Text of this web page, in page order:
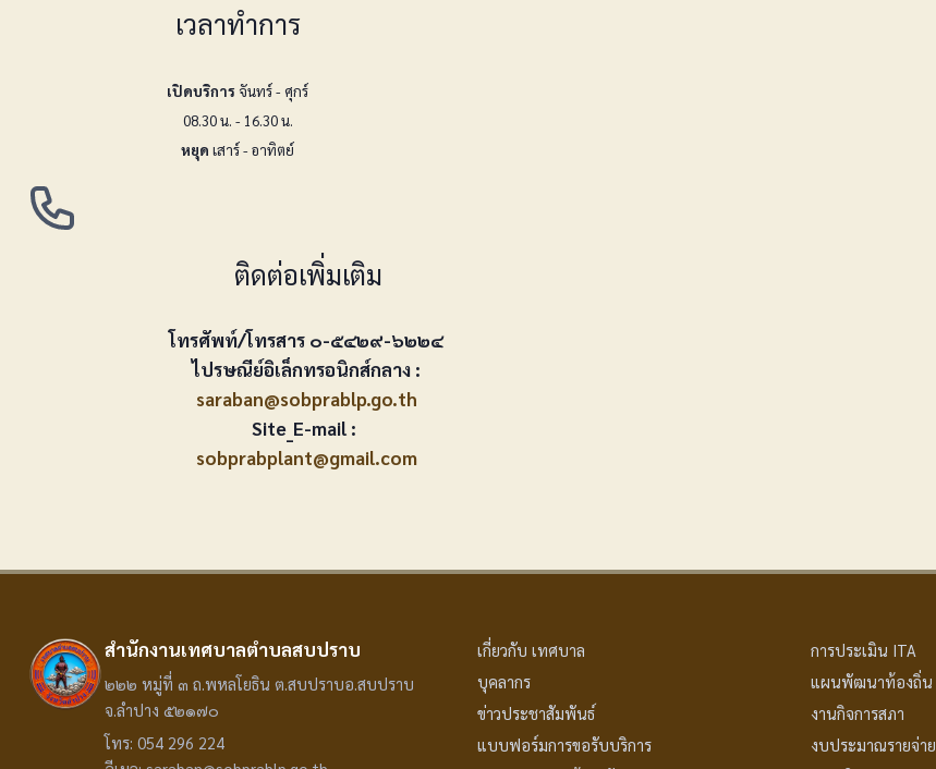
เวลาทำการ
เปิดบริการ จันทร์ - ศุกร์
08.30 น. - 16.30 น.
หยุด เสาร์ - อาทิตย์
ติดต่อเพิ่มเติม
โทรศัพท์/โทรสาร ๐-๕๔๒๙-๖๒๒๔
ไปรษณีย์อิเล็กทรอนิกส์กลาง :
saraban@sobprablp.go.th
Site_E-mail :
sobprabplant@gmail.com
สำนักงานเทศบาลตำบลสบปราบ
๒๒๒ หมู่ที่ ๓ ถ.พหลโยธิน ต.สบปราบอ.สบปราบ
จ.ลำปาง ๕๒๑๗๐
โทร: 054 296 224
เกี่ยวกับ เทศบาล
บุคลากร
ข่าวประชาสัมพันธ์
แบบฟอร์มการขอรับบริการ
การประเมิน ITA
แผนพัฒนาท้องถิ่น
งานกิจการสภา
งบประมาณรายจ่าย